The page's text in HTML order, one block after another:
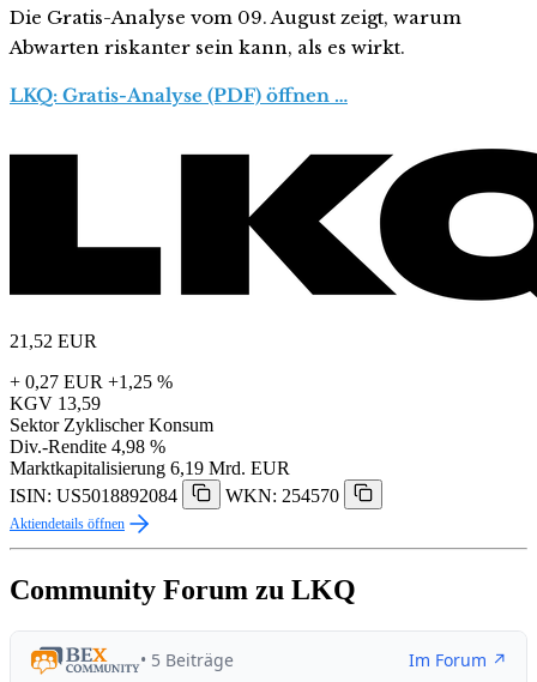
Die Gratis-Analyse vom 09. August zeigt, warum
Abwarten riskanter sein kann, als es wirkt.
LKQ: Gratis-Analyse (PDF) öffnen …
21,52 EUR
+ 0,27 EUR +1,25 %
KGV 13,59
Sektor Zyklischer Konsum
Div.-Rendite 4,98 %
Marktkapitalisierung 6,19 Mrd. EUR
ISIN: US5018892084
WKN: 254570
Aktiendetails öffnen
Community Forum zu LKQ